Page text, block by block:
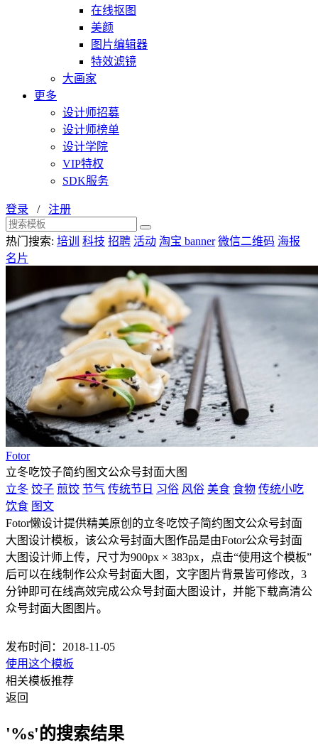
在线抠图
美颜
图片编辑器
特效滤镜
大画家
更多
设计师招募
设计师榜单
设计学院
VIP特权
SDK服务
登录 / 注册
热门搜索: 培训 科技 招聘 活动 淘宝 banner 微信二维码 海报
名片
Fotor
立冬吃饺子简约图文公众号封面大图
立冬 饺子 煎饺 节气 传统节日 习俗 风俗 美食 食物 传统小吃
饮食 图文
Fotor懒设计提供精美原创的立冬吃饺子简约图文公众号封面
大图设计模板，该公众号封面大图作品是由Fotor公众号封面
大图设计师上传，尺寸为900px × 383px，点击“使用这个模板”
后可以在线制作公众号封面大图，文字图片背景皆可修改，3
分钟即可在线高效完成公众号封面大图设计，并能下载高清公
众号封面大图图片。
发布时间：2018-11-05
使用这个模板
相关模板推荐
返回
'%s'的搜索结果